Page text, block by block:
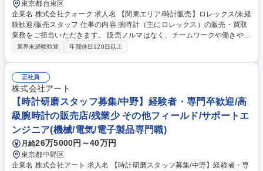
東京都台東区
企業名 株式会社クォーク 求人名 【関東エリア/時計販売】ロレックス/未経
験歓迎/販売スタッフ 仕事の内容 腕時計（主にロレックス）の販売・買取
業務をご担当いただきます。 販売ノルマはなく、チームワークや働きやす
さを重視していますので会社として皆で協力して店舗を運営する風土が育
囲)会社内での全ての業務 募集職種 【関東エリア/時計販売】ロレックス/
未経験歓迎/販売スタッフ
業界未経験歓迎 年間休日120日以上
正社員
株式会社アート
【時計研磨スタッフ募集/中野】経験者・専門卒歓迎/高
級腕時計の販売店/残業少 その他フィールド/サポートエ
ンジニア(機械/電気/電子製品専門職)
月給26万5000円～40万円
東京都中野区
企業名 株式会社アート 求人名 【時計研磨スタッフ募集/中野】経験者・専